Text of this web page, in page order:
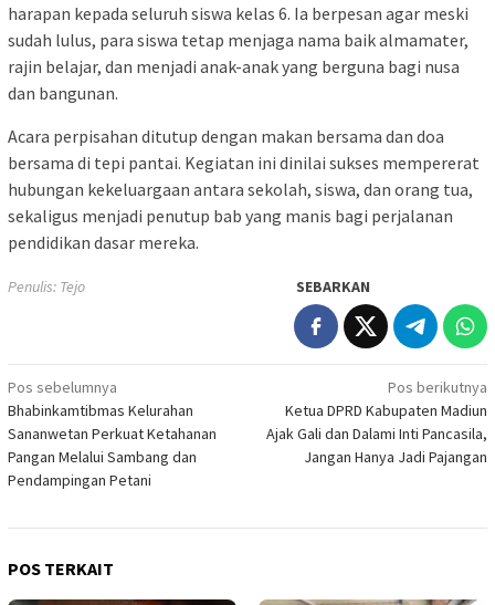
harapan kepada seluruh siswa kelas 6. Ia berpesan agar meski
sudah lulus, para siswa tetap menjaga nama baik almamater,
rajin belajar, dan menjadi anak-anak yang berguna bagi nusa
dan bangunan.
Acara perpisahan ditutup dengan makan bersama dan doa
bersama di tepi pantai. Kegiatan ini dinilai sukses mempererat
hubungan kekeluargaan antara sekolah, siswa, dan orang tua,
sekaligus menjadi penutup bab yang manis bagi perjalanan
pendidikan dasar mereka.
Penulis: Tejo SEBARKAN
Navigasi
pos
Pos sebelumnya
Bhabinkamtibmas Kelurahan
Sananwetan Perkuat Ketahanan
Pangan Melalui Sambang dan
Pendampingan Petani
Pos berikutnya
Ketua DPRD Kabupaten Madiun
Ajak Gali dan Dalami Inti Pancasila,
Jangan Hanya Jadi Pajangan
POS TERKAIT